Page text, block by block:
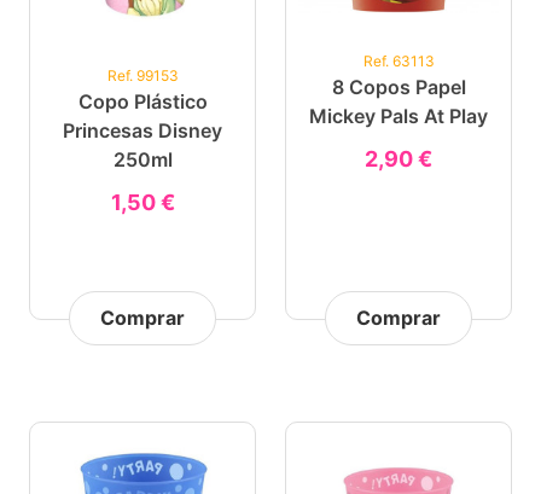
Ref. 99153
Copo Plástico
Princesas Disney
250ml
1,50 €
Comprar
Ref. 63113
8 Copos Papel
Mickey Pals At Play
2,90 €
Comprar